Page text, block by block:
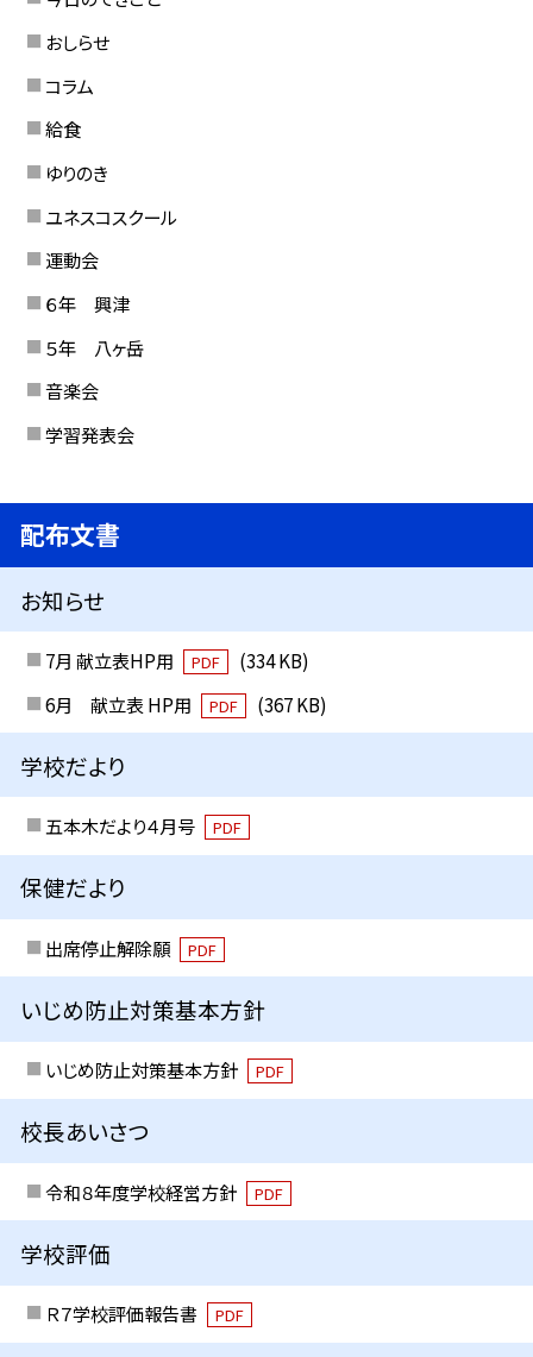
おしらせ
コラム
給食
ゆりのき
ユネスコスクール
運動会
６年 興津
５年 八ヶ岳
音楽会
学習発表会
配布文書
お知らせ
7月 献立表HP用 PDF
(334 KB)
6月 献立表 HP用
PDF (367 KB)
学校だより
五本木だより４月号 PDF
保健だより
出席停止解除願 PDF
いじめ防止対策基本方針
いじめ防止対策基本方針 PDF
校長あいさつ
令和８年度学校経営方針 PDF
学校評価
Ｒ７学校評価報告書 PDF